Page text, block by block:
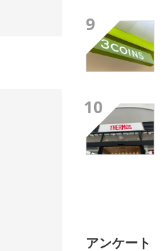
9
10
アンケート